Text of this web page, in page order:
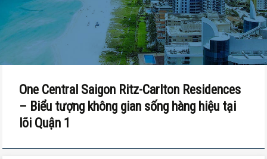
One Central Saigon Ritz-Carlton Residences
– Biểu tượng không gian sống hàng hiệu tại
lõi Quận 1